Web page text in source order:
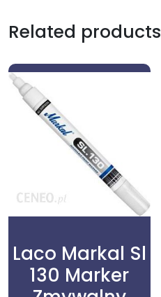
Related products
Laco Markal Sl
130 Marker